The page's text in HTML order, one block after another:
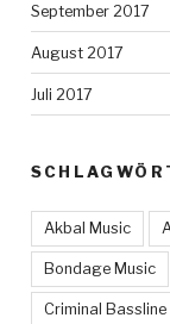
September 2017
August 2017
Juli 2017
Akbal Music
Bondage Music
Criminal Bassline